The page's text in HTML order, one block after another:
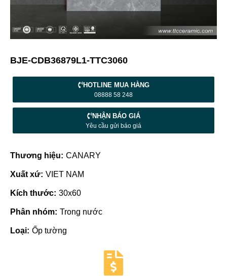
BJE-CDB36879L1-TTC3060
HOTLINE MUA HÀNG
08888 58 248
NHẬN BÁO GIÁ
Yêu cầu gửi báo giá
Thương hiệu: CANARY
Xuất xứ: VIET NAM
Kích thước: 30x60
Phân nhóm: Trong nước
Loại: Ốp tường